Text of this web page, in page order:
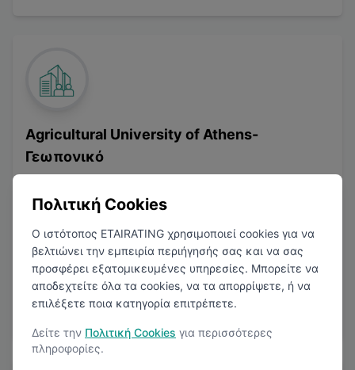
Agricultural University of Athens-
Γεωπονικό
Έρευνα
Πολιτική Cookies
Ο ιστότοπος ETAIRATING χρησιμοποιεί cookies για να
βελτιώνει την εμπειρία περιήγησής σας και να σας
προσφέρει εξατομικευμένες υπηρεσίες. Μπορείτε να
αποδεχτείτε όλα τα cookies, να τα απορρίψετε, ή να
επιλέξετε ποια κατηγορία επιτρέπετε.
Δείτε την Πολιτική Cookies για περισσότερες
πληροφορίες.